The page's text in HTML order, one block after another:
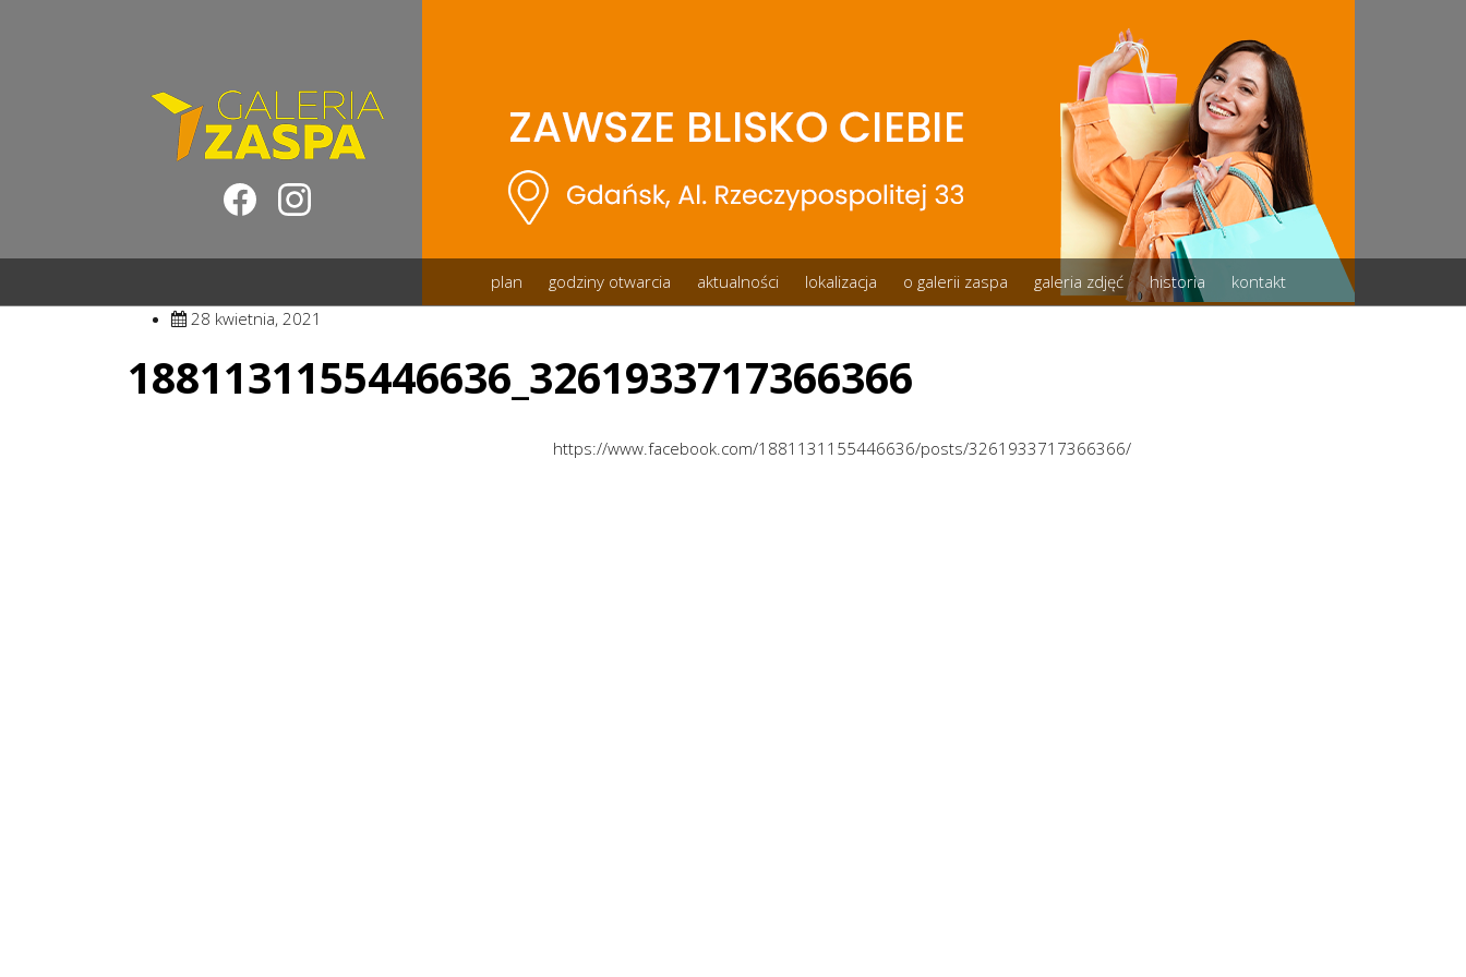
plan godziny otwarcia aktualności lokalizacja o galerii zaspa galeria zdjęć historia
kontakt
28 kwietnia, 2021
1881131155446636_3261933717366366
https://www.facebook.com/1881131155446636/posts/3261933717366366/